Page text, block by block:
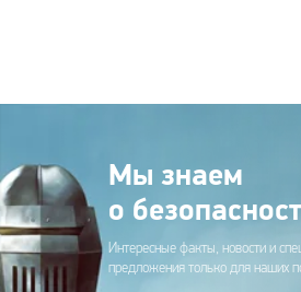
Мы знаем
о
Интересные факты, новости и
предложения только для наших